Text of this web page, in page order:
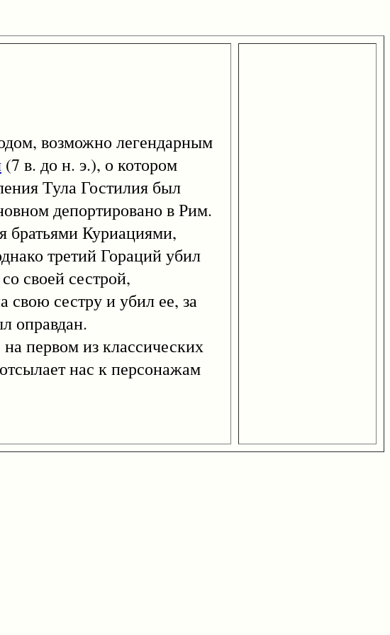
возможно легендарным
(7 в. до н. э.), о котором
Тула Гостилия был
депортировано в Рим.
братьями Куриациями,
третий Гораций убил
своей сестрой,
свою сестру и убил ее, за
оправдан.
первом из классических
нас к персонажам